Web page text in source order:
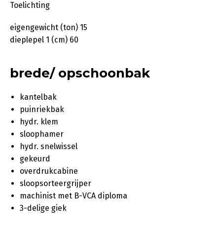
Toelichting
eigengewicht (ton) 15
dieplepel 1 (cm) 60
brede/ opschoonbak
kantelbak
puinriekbak
hydr. klem
sloophamer
hydr. snelwissel
gekeurd
overdrukcabine
sloopsorteergrijper
machinist met B-VCA diploma
3-delige giek